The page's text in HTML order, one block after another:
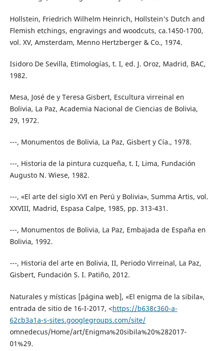
Hollstein, Friedrich Wilhelm Heinrich, Hollstein’s Dutch and
Flemish etchings, engravings and woodcuts, ca.1450-1700,
vol. XV, Amsterdam, Menno Hertzberger & Co., 1974.
Isidoro De Sevilla, Etimologías, t. I, ed. J. Oroz, Madrid, BAC,
1982.
Mesa, José de y Teresa Gisbert, Escultura virreinal en
Bolivia, La Paz, Academia Nacional de Ciencias de Bolivia,
29, 1972.
---, Monumentos de Bolivia, La Paz, Gisbert y Cía., 1978.
---, Historia de la pintura cuzqueña, t. I, Lima, Fundación
Augusto N. Wiese, 1982.
---, «El arte del siglo XVI en Perú y Bolivia», Summa Artis, vol.
XXVIII, Madrid, Espasa Calpe, 1985, pp. 313-431.
---, Monumentos de Bolivia, La Paz, Embajada de España en
Bolivia, 1992.
---, Historia del arte en Bolivia, II, Periodo Virreinal, La Paz,
Gisbert, Fundación S. I. Patiño, 2012.
Naturales y místicas [página web], «El enigma de la sibila»,
entrada de sitio de 16-I-2017, ˂https://b638c360-a-
62cb3a1a-s-sites.googlegroups.com/site/
omnedecus/Home/art/Enigma%20sibila%20%282017-
01%29.